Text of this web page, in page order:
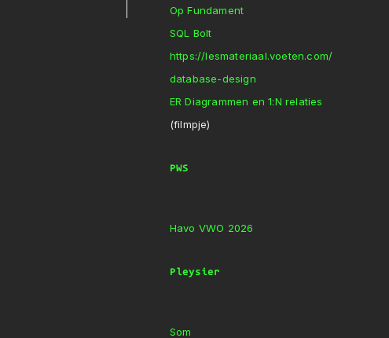
Op Fundament
SQL Bolt
https://lesmateriaal.voeten.com/
database-design
ER Diagrammen en 1:N relaties
(filmpje)
PWS
Havo VWO 2026
Pleysier
Som